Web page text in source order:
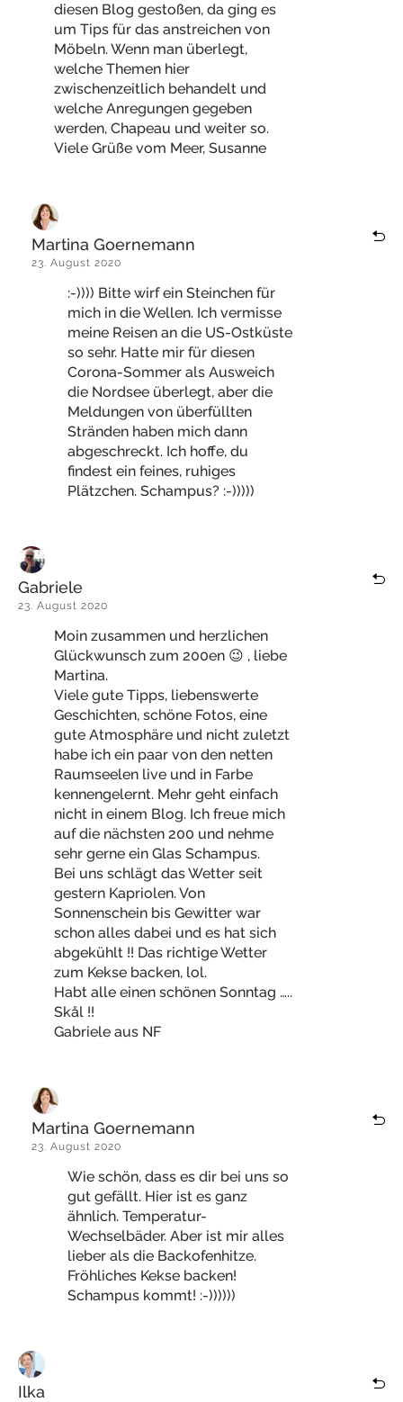
diesen Blog gestoßen, da ging es
um Tips für das anstreichen von
Möbeln. Wenn man überlegt,
welche Themen hier
zwischenzeitlich behandelt und
welche Anregungen gegeben
werden, Chapeau und weiter so.
Viele Grüße vom Meer, Susanne
Martina Goernemann
23. August 2020
:-)))) Bitte wirf ein Steinchen für
mich in die Wellen. Ich vermisse
meine Reisen an die US-Ostküste
so sehr. Hatte mir für diesen
Corona-Sommer als Ausweich
die Nordsee überlegt, aber die
Meldungen von überfüllten
Stränden haben mich dann
abgeschreckt. Ich hoffe, du
findest ein feines, ruhiges
Plätzchen. Schampus? :-)))))
Gabriele
23. August 2020
Moin zusammen und herzlichen
Glückwunsch zum 200en 😉 , liebe
Martina.
Viele gute Tipps, liebenswerte
Geschichten, schöne Fotos, eine
gute Atmosphäre und nicht zuletzt
habe ich ein paar von den netten
Raumseelen live und in Farbe
kennengelernt. Mehr geht einfach
nicht in einem Blog. Ich freue mich
auf die nächsten 200 und nehme
sehr gerne ein Glas Schampus.
Bei uns schlägt das Wetter seit
gestern Kapriolen. Von
Sonnenschein bis Gewitter war
schon alles dabei und es hat sich
abgekühlt !! Das richtige Wetter
zum Kekse backen, lol.
Habt alle einen schönen Sonntag …..
Skål !!
Gabriele aus NF
Martina Goernemann
23. August 2020
Wie schön, dass es dir bei uns so
gut gefällt. Hier ist es ganz
ähnlich. Temperatur-
Wechselbäder. Aber ist mir alles
lieber als die Backofenhitze.
Fröhliches Kekse backen!
Schampus kommt! :-))))))
Ilka